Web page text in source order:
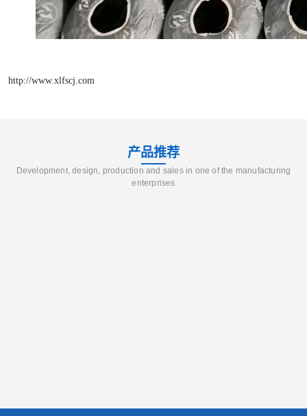
http://www.xlfscj.com
产品推荐
Development, design, production and sales in one of the manufacturing
enterprises